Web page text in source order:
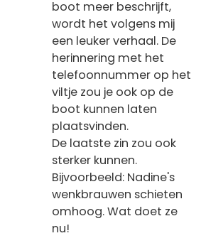
boot meer beschrijft,
wordt het volgens mij
een leuker verhaal. De
herinnering met het
telefoonnummer op het
viltje zou je ook op de
boot kunnen laten
plaatsvinden.
De laatste zin zou ook
sterker kunnen.
Bijvoorbeeld: Nadine's
wenkbrauwen schieten
omhoog. Wat doet ze
nu!